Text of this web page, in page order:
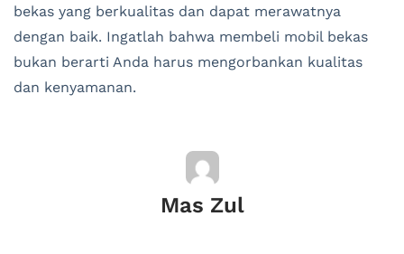
bekas yang berkualitas dan dapat merawatnya
dengan baik. Ingatlah bahwa membeli mobil bekas
bukan berarti Anda harus mengorbankan kualitas
dan kenyamanan.
Mas Zul